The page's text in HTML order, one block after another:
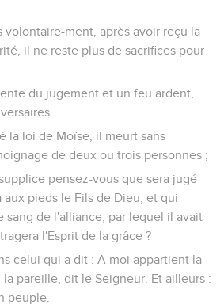
volontaire-ment, après avoir reçu la
il ne reste plus de sacrifices pour
du jugement et un feu ardent,
la loi de Moïse, il meurt sans
de deux ou trois personnes ;
pensez-vous que sera jugé
pieds le Fils de Dieu, et qui
sang de l'alliance, par lequel il avait
l'Esprit de la grâce ?
celui qui a dit : A moi appartient la
pareille, dit le Seigneur. Et ailleurs :
peuple.